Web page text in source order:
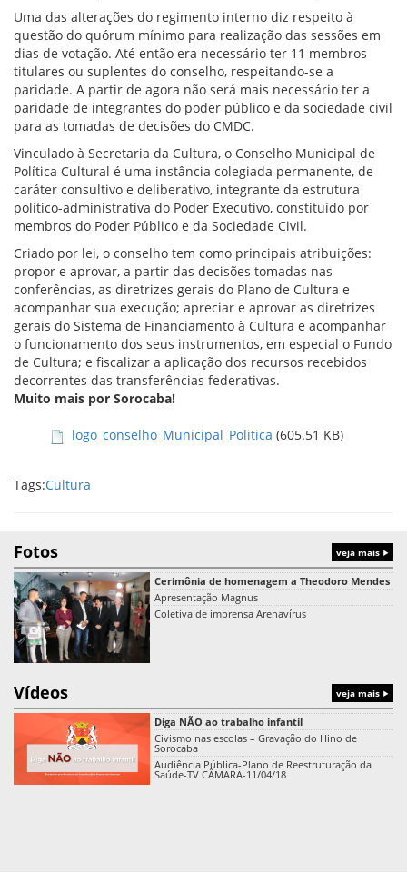
Uma das alterações do regimento interno diz respeito à
questão do quórum mínimo para realização das sessões em
dias de votação. Até então era necessário ter 11 membros
titulares ou suplentes do conselho, respeitando-se a
paridade. A partir de agora não será mais necessário ter a
paridade de integrantes do poder público e da sociedade civil
para as tomadas de decisões do CMDC.
Vinculado à Secretaria da Cultura, o Conselho Municipal de
Política Cultural é uma instância colegiada permanente, de
caráter consultivo e deliberativo, integrante da estrutura
político-administrativa do Poder Executivo, constituído por
membros do Poder Público e da Sociedade Civil.
Criado por lei, o conselho tem como principais atribuições:
propor e aprovar, a partir das decisões tomadas nas
conferências, as diretrizes gerais do Plano de Cultura e
acompanhar sua execução; apreciar e aprovar as diretrizes
gerais do Sistema de Financiamento à Cultura e acompanhar
o funcionamento dos seus instrumentos, em especial o Fundo
de Cultura; e fiscalizar a aplicação dos recursos recebidos
decorrentes das transferências federativas.
Muito mais por Sorocaba!
logo_conselho_Municipal_Politica (605.51 KB)
Tags:Cultura
Fotos veja mais
Cerimônia de homenagem a Theodoro Mendes
Apresentação Magnus
Coletiva de imprensa Arenavírus
Vídeos veja mais
Diga NÃO ao trabalho infantil
Civismo nas escolas – Gravação do Hino de
Sorocaba
Audiência Pública-Plano de Reestruturação da
Saúde-TV CÂMARA-11/04/18